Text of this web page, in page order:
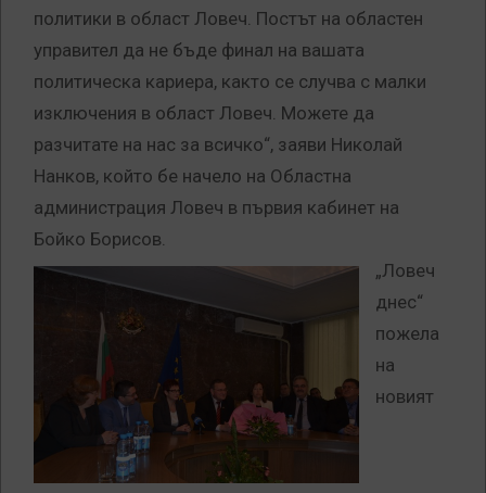
политики в област Ловеч. Постът на областен
управител да не бъде финал на вашата
политическа кариера, както се случва с малки
изключения в област Ловеч. Можете да
разчитате на нас за всичко“, заяви Николай
Нанков, който бе начело на Областна
администрация Ловеч в първия кабинет на
Бойко Борисов.
„Ловеч
днес“
пожела
на
новият